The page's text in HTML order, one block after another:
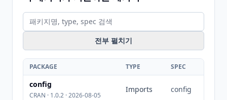
전부 펼치기
PACKAGE TYPE SPEC
config
CRAN · 1.0.2 · 2026-08-05
Imports config